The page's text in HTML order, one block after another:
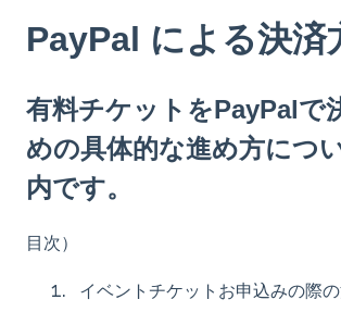
PayPal による決済
有料チケットをPayPalで
めの具体的な進め方につ
内です。
目次）
イベントチケットお申込みの際